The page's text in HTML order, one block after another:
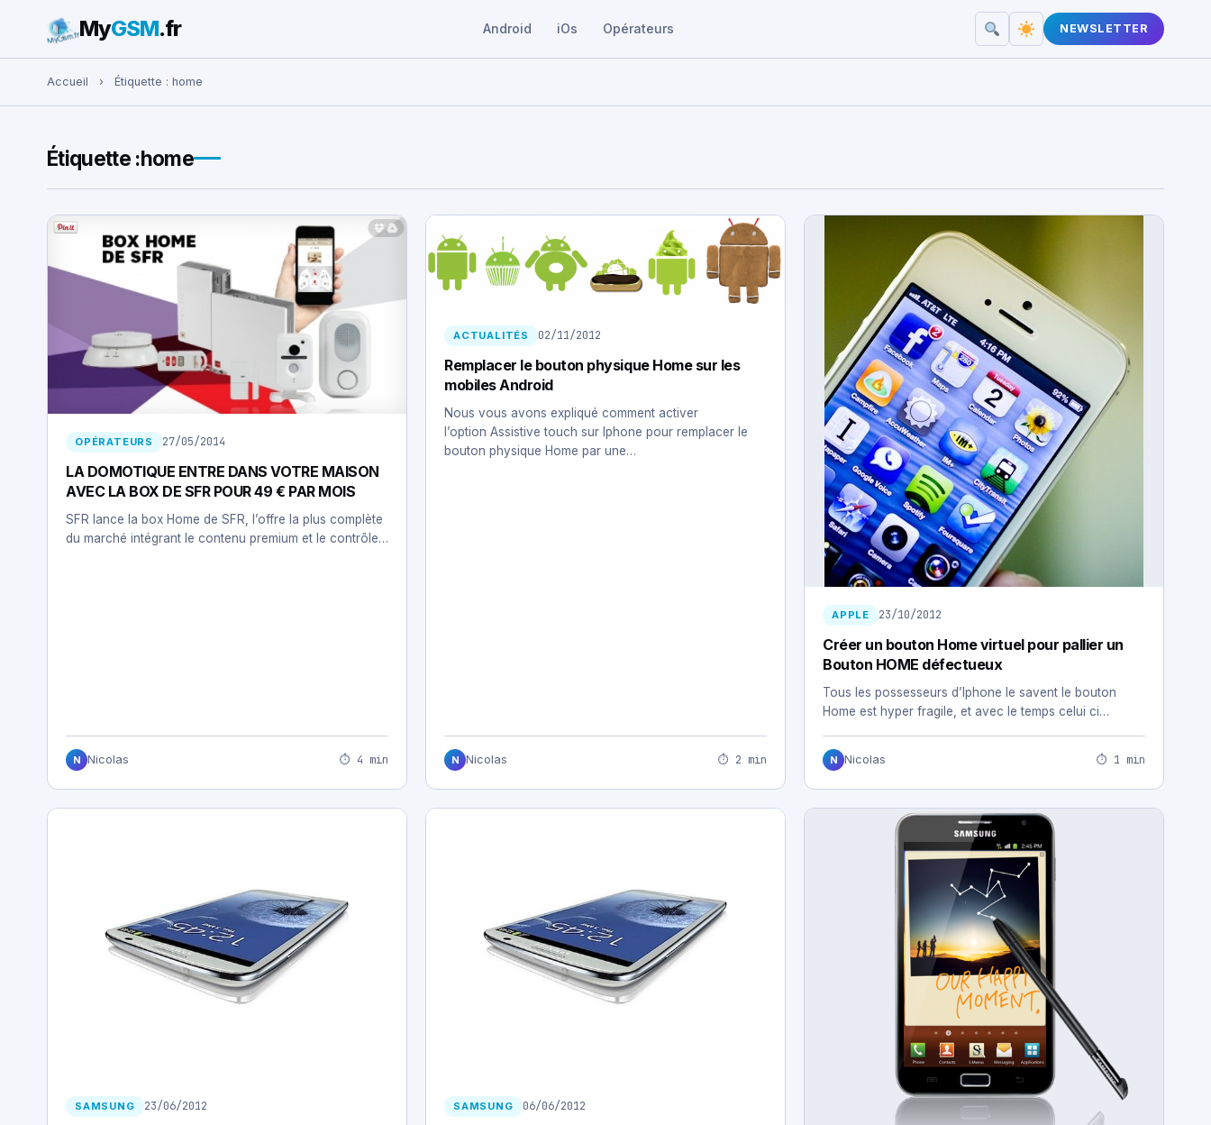
Rechercher :
MyGSM.fr Android iOs Opérateurs NEWSLETTER
Accueil › Étiquette : home
Étiquette :home
OPÉRATEURS 27/05/2014
LA DOMOTIQUE ENTRE DANS VOTRE MAISON
AVEC LA BOX DE SFR POUR 49 € PAR MOIS
SFR lance la box Home de SFR, l’offre la plus complète
du marché intégrant le contenu premium et le contrôle…
N Nicolas ⏱ 4 min
ACTUALITÉS 02/11/2012
Remplacer le bouton physique Home sur les
mobiles Android
Nous vous avons expliqué comment activer
l’option Assistive touch sur Iphone pour remplacer le
bouton physique Home par une…
N Nicolas ⏱ 2 min
APPLE 23/10/2012
Créer un bouton Home virtuel pour pallier un
Bouton HOME défectueux
Tous les possesseurs d’Iphone le savent le bouton
Home est hyper fragile, et avec le temps celui ci…
N Nicolas ⏱ 1 min
SAMSUNG 23/06/2012 SAMSUNG 06/06/2012